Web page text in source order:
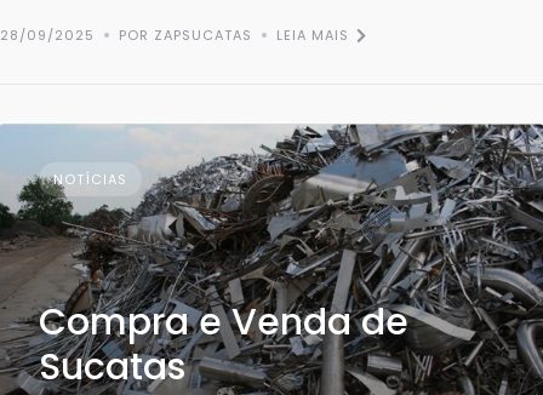
28/09/2025 POR ZAPSUCATAS LEIA MAIS
NOTÍCIAS
Compra e Venda de
Sucatas